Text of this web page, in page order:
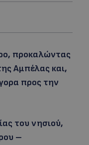
προκαλώντας
Αμπέλας και,
προς την
του νησιού,
–